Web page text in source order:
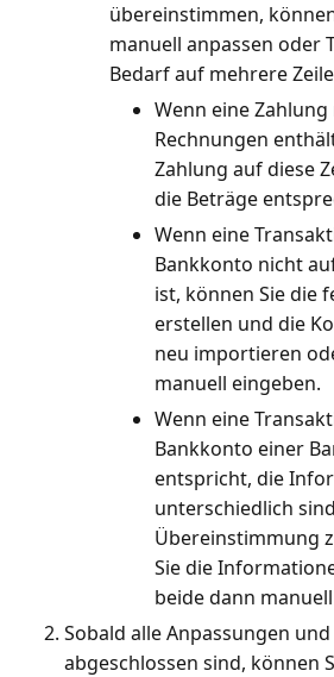
übereinstimmen,
manuell anpassen oder
Bedarf auf mehrere
Wenn eine
Rechnungen
Zahlung auf diese
die Beträge
Wenn eine
Bankkonto nicht
ist, können Sie die
erstellen und die
neu importieren
manuell eingeben.
Wenn eine
Bankkonto einer
entspricht, die
unterschiedlich
Übereinstimmung
Sie die
beide dann
Sobald alle Anpassungen
abgeschlossen sind, können